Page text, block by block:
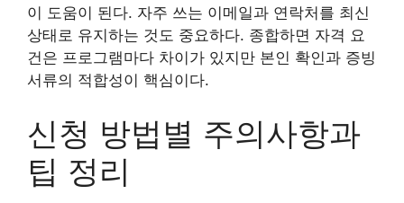
이 도움이 된다. 자주 쓰는 이메일과 연락처를 최신
상태로 유지하는 것도 중요하다. 종합하면 자격 요
건은 프로그램마다 차이가 있지만 본인 확인과 증빙
서류의 적합성이 핵심이다.
신청 방법별 주의사항과
팁 정리